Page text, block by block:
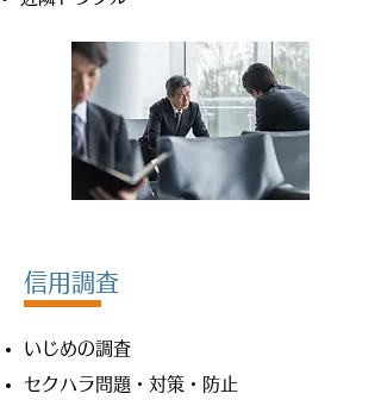
​信用調査
いじめの調査
セクハラ問題・対策・防止